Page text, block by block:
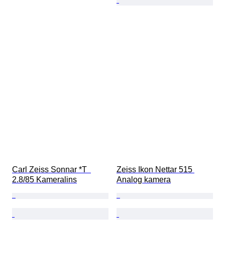
Carl Zeiss Sonnar *T
2.8/85 Kameralins
Zeiss Ikon Nettar 515
Analog kamera